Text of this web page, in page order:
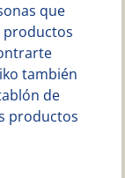
que
productos
también
de
productos